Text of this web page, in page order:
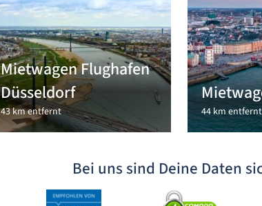
Mietwagen Flughafen
Düsseldorf
43 km entfernt 44 km entfernt
Bei uns sind Deine Daten